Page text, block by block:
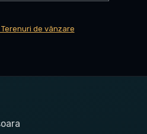
de vânzare